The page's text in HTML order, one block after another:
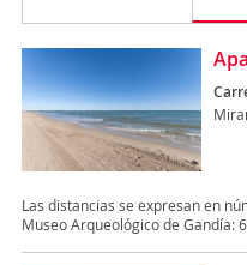
Las distancias se expresan en
Museo Arqueológico de Gandía: